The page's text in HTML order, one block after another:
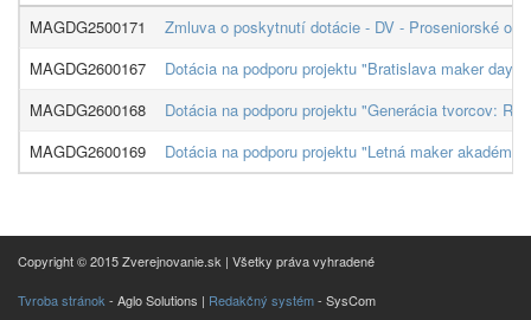
MAGDG2500171
Zmluva o poskytnutí dotácie - DV - Proseniorské
MAGDG2600167
Dotácia na podporu projektu "Bratislava maker day:
MAGDG2600168
Dotácia na podporu projektu "Generácia tvorcov:
MAGDG2600169
Dotácia na podporu projektu "Letná maker
Copyright © 2015 Zverejnovanie.sk | Všetky práva vyhradené
Tvroba stránok - Aglo Solutions | Redakčný systém- SysCom